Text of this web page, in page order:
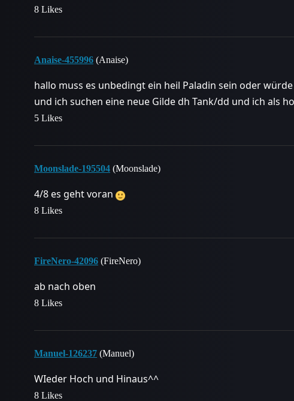
8 Likes
Anaise-455996 (Anaise)
hallo muss es unbedingt ein heil Paladin sein oder
und ich suchen eine neue Gilde dh Tank/dd und ich als
5 Likes
Moonslade-195504 (Moonslade)
4/8 es geht voran
8 Likes
FireNero-42096 (FireNero)
ab nach oben
8 Likes
Manuel-126237 (Manuel)
WIeder Hoch und Hinaus^^
8 Likes